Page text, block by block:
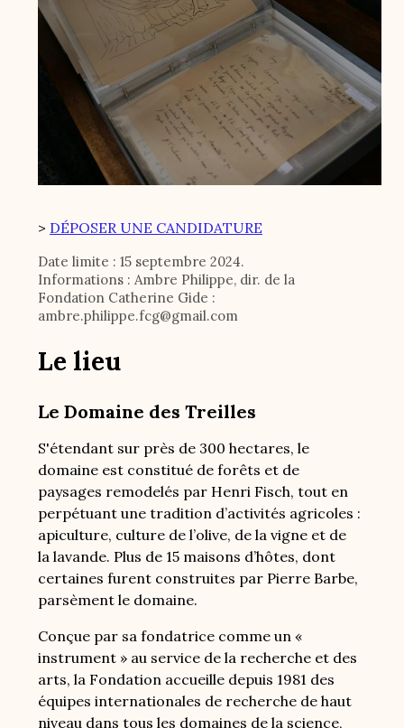
> DÉPOSER UNE CANDIDATURE
Date limite : 15 septembre 2024.
Informations : Ambre Philippe, dir. de la
Fondation Catherine Gide :
ambre.philippe.fcg@gmail.com
Le lieu
Le Domaine des Treilles
S'étendant sur près de 300 hectares, le
domaine est constitué de forêts et de
paysages remodelés par Henri Fisch, tout en
perpétuant une tradition d’activités agricoles :
apiculture, culture de l’olive, de la vigne et de
la lavande. Plus de 15 maisons d’hôtes, dont
certaines furent construites par Pierre Barbe,
parsèment le domaine.
Conçue par sa fondatrice comme un «
instrument » au service de la recherche et des
arts, la Fondation accueille depuis 1981 des
équipes internationales de recherche de haut
niveau dans tous les domaines de la science,